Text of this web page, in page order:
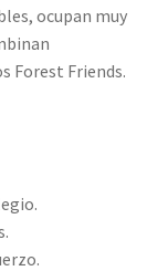
ocupan muy
Forest Friends.